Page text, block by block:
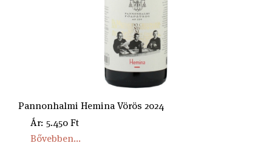
Pannonhalmi Hemina Vörös 2024
Ár: 5.450 Ft
Bővebben...